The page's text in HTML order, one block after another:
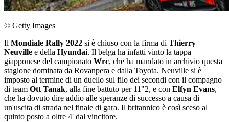
© Getty Images
Il Mondiale Rally 2022 si è chiuso con la firma di Thierry
Neuville e della Hyundai. Il belga ha infatti vinto la tappa
giapponese del campionato Wrc, che ha mandato in archivio questa
stagione dominata da Rovanpera e dalla Toyota. Neuville si è
imposto al termine di un duello sul filo dei secondi con il compagno
di team Ott Tanak, alla fine battuto per 11"2, e con Elfyn Evans,
che ha dovuto dire addio alle speranze di successo a causa di
un'uscita di strada nel finale di gara. Il britannico è così sceso al
quinto posto a oltre 4' dal vincitore.